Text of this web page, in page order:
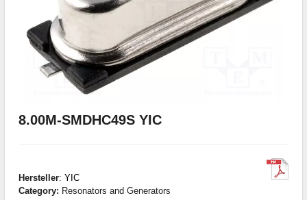
8.00M-SMDHC49S YIC
Hersteller: YIC
Category: Resonators and Generators